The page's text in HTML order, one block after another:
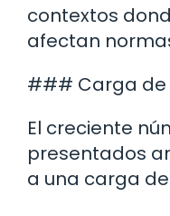
contextos
afectan
### Carga de
El creciente
presentados
a una carga